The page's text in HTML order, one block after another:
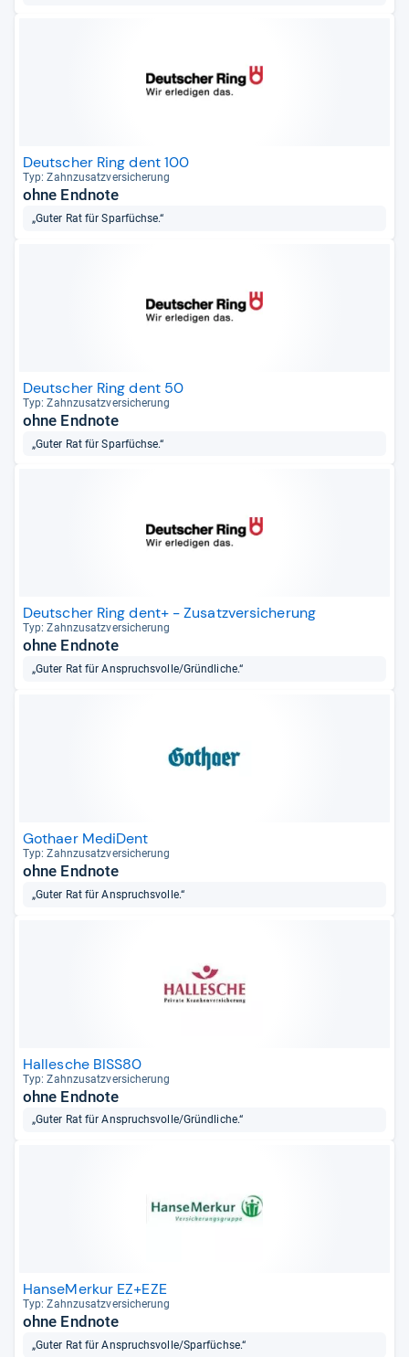
Deutscher Ring dent 100
Typ: Zahn­zu­satz­ver­si­che­rung
ohne Endnote
„Guter Rat für Sparfüchse.“
Deutscher Ring dent 50
Typ: Zahn­zu­satz­ver­si­che­rung
ohne Endnote
„Guter Rat für Sparfüchse.“
Deutscher Ring dent+ - Zusatzversicherung
Typ: Zahn­zu­satz­ver­si­che­rung
ohne Endnote
„Guter Rat für Anspruchsvolle/Gründliche.“
Gothaer MediDent
Typ: Zahn­zu­satz­ver­si­che­rung
ohne Endnote
„Guter Rat für Anspruchsvolle.“
Hallesche BISS80
Typ: Zahn­zu­satz­ver­si­che­rung
ohne Endnote
„Guter Rat für Anspruchsvolle/Gründliche.“
HanseMerkur EZ+EZE
Typ: Zahn­zu­satz­ver­si­che­rung
ohne Endnote
„Guter Rat für Anspruchsvolle/Sparfüchse.“